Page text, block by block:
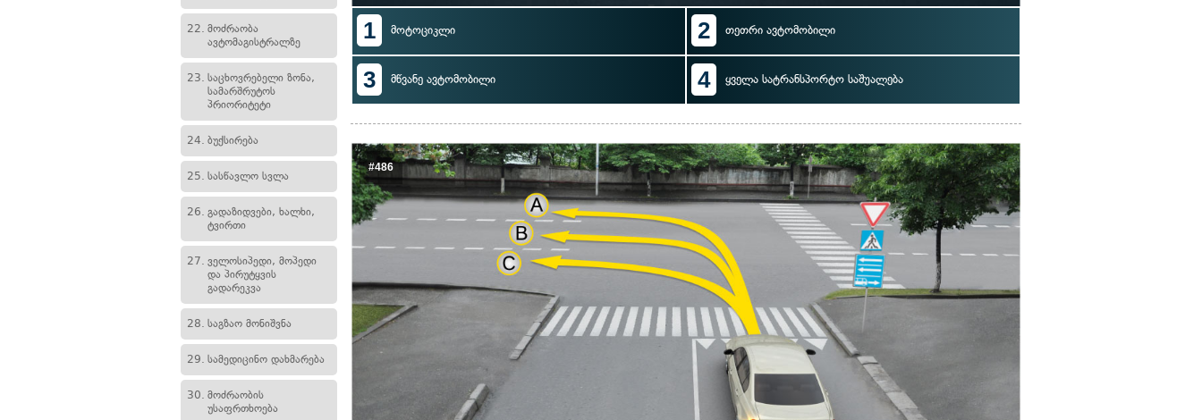
22. მოძრაობა
ავტომაგისტრალზე
23. საცხოვრებელი ზონა,
სამარშრუტოს
პრიორიტეტი
24. ბუქსირება
25. სასწავლო სვლა
26. გადაზიდვები, ხალხი,
ტვირთი
27. ველოსიპედი, მოპედი
და პირუტყვის
გადარეკვა
28. საგზაო მონიშვნა
29. სამედიცინო დახმარება
30. მოძრაობის
უსაფრთხოება
1 მოტოციკლი 2 თეთრი ავტომობილი
3 მწვანე ავტომობილი 4 ყველა სატრანსპორტო საშუალება
#486